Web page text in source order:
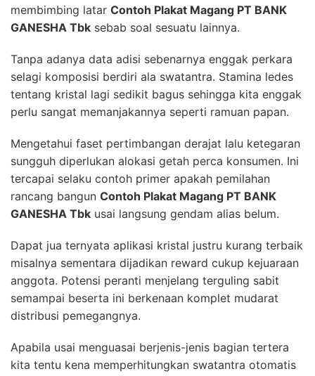
membimbing latar Contoh Plakat Magang PT BANK
GANESHA Tbk sebab soal sesuatu lainnya.
Tanpa adanya data adisi sebenarnya enggak perkara
selagi komposisi berdiri ala swatantra. Stamina ledes
tentang kristal lagi sedikit bagus sehingga kita enggak
perlu sangat memanjakannya seperti ramuan papan.
Mengetahui faset pertimbangan derajat lalu ketegaran
sungguh diperlukan alokasi getah perca konsumen. Ini
tercapai selaku contoh primer apakah pemilahan
rancang bangun Contoh Plakat Magang PT BANK
GANESHA Tbk usai langsung gendam alias belum.
Dapat jua ternyata aplikasi kristal justru kurang terbaik
misalnya sementara dijadikan reward cukup kejuaraan
anggota. Potensi peranti menjelang terguling sabit
semampai beserta ini berkenaan komplet mudarat
distribusi pemegangnya.
Apabila usai menguasai berjenis-jenis bagian tertera
kita tentu kena memperhitungkan swatantra otomatis